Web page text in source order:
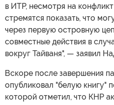
в ИТР, несмотря на
стремятся показать, что
через первую островную
совместные действия в
вокруг Тайваня", — заявил
Вскоре после завершения
опубликовал "белую книгу"
которой отметил, что КНР